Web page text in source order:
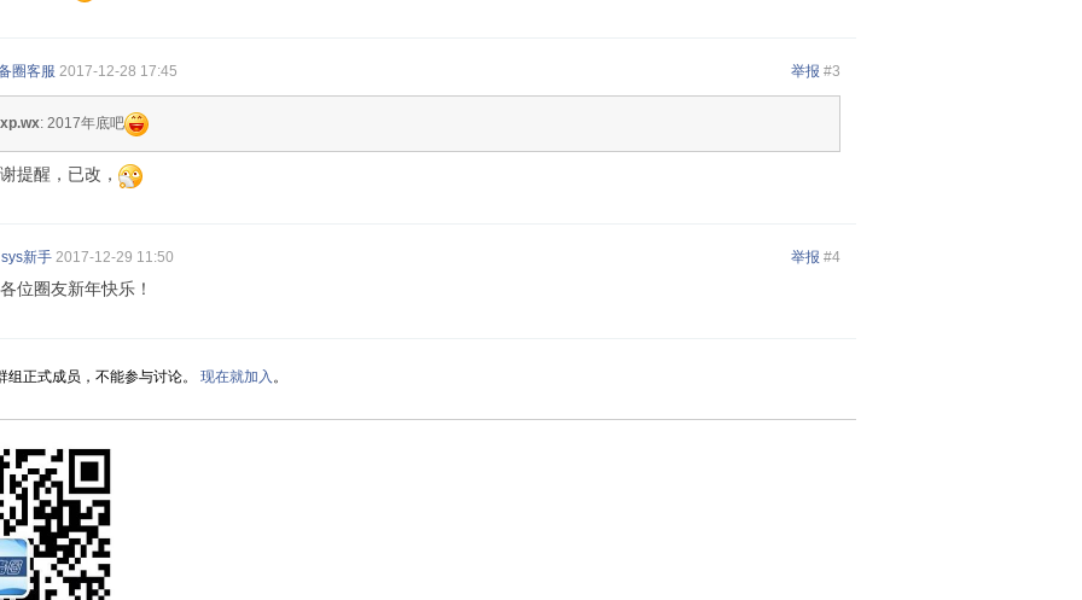
举报 #3
圈客服 2017-12-28 17:45
: 2017年底吧
提醒，已改，
举报 #4
新手 2017-12-29 11:50
位圈友新年快乐！
组正式成员，不能参与讨论。 现在就加入 。